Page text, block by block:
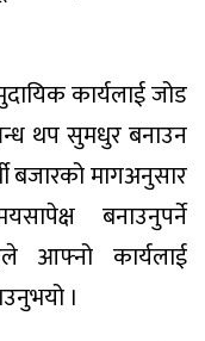
कार्यलाई जोड
थप सुमधुर बनाउन
बजारको मागअनुसार
बनाउनुपर्ने
आफ्नो कार्यलाई
।